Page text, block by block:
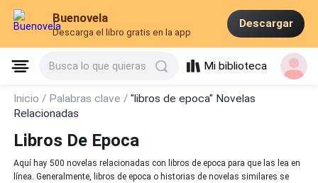
Buenovela
Descarga el libro gratis en la app
Descargar
Busca lo que quieras Mi biblioteca
Inicio / Palabras clave /"libros de epoca" Novelas
Relacionadas
Libros De Epoca
Aquí hay 500 novelas relacionadas con libros de epoca para que las lea en
línea. Generalmente, libros de epoca o historias de novelas similares se